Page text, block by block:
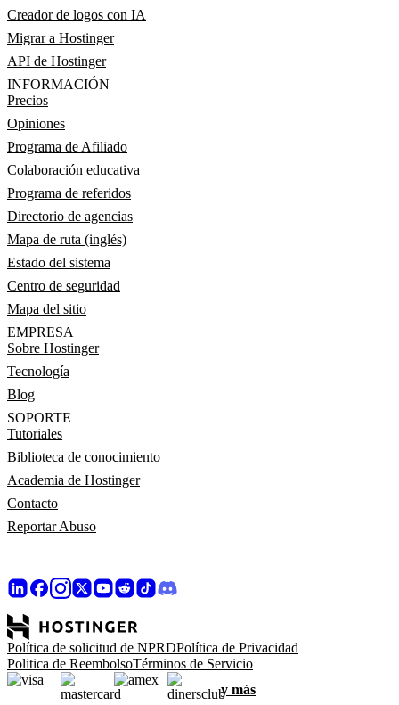
Creador de logos con IA
Migrar a Hostinger
API de Hostinger
INFORMACIÓN
Precios
Opiniones
Programa de Afiliado
Colaboración educativa
Programa de referidos
Directorio de agencias
Mapa de ruta (inglés)
Estado del sistema
Centro de seguridad
Mapa del sitio
EMPRESA
Sobre Hostinger
Tecnología
Blog
SOPORTE
Tutoriales
Biblioteca de conocimiento
Academia de Hostinger
Contacto
Reportar Abuso
Política de solicitud de NPRDPolítica de Privacidad
Politica de ReembolsoTérminos de Servicio
y más